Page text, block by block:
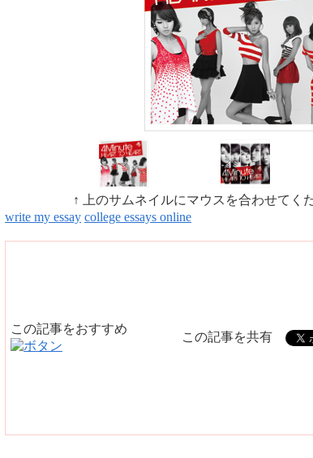
↑ 上のサムネイルにマウスを合わせてくだ
write my essay college essays online
この記事をおすすめ
この記事を共有